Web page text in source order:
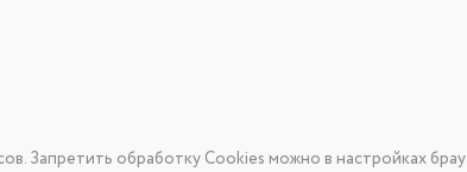
Запретить обработку Cookies можно в настройках